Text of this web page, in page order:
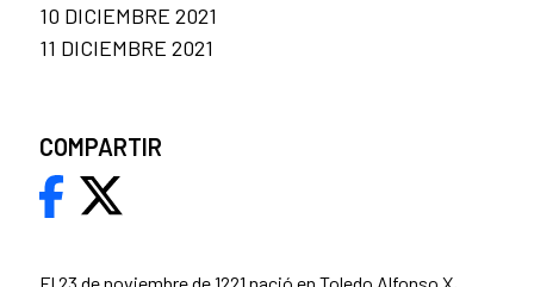
10 DICIEMBRE 2021
11 DICIEMBRE 2021
COMPARTIR